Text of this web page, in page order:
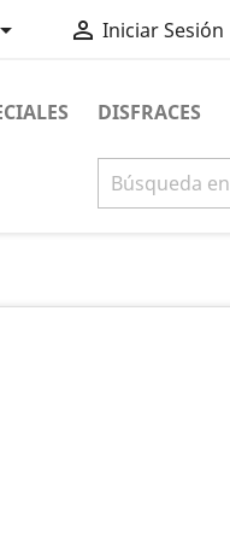
 Iniciar Sesión
DISFRACES